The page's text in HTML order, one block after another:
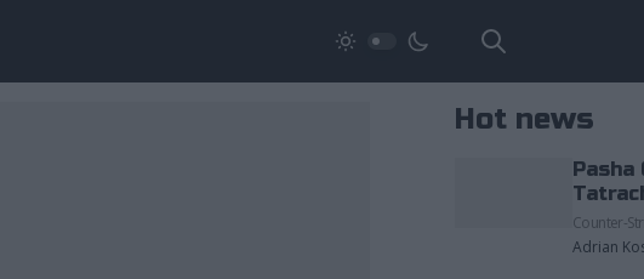
Hot news
Pasha
Counter-
Adrian